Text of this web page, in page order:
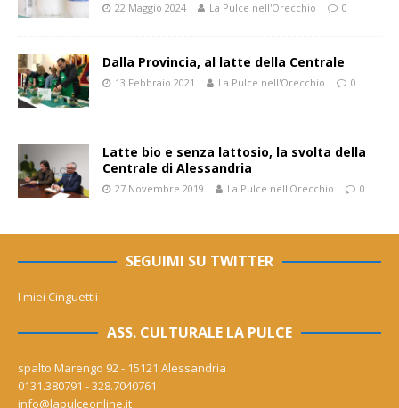
22 Maggio 2024 La Pulce nell'Orecchio 0
Dalla Provincia, al latte della Centrale
13 Febbraio 2021 La Pulce nell'Orecchio 0
Latte bio e senza lattosio, la svolta della
Centrale di Alessandria
27 Novembre 2019 La Pulce nell'Orecchio 0
SEGUIMI SU TWITTER
I miei Cinguettii
ASS. CULTURALE LA PULCE
spalto Marengo 92 - 15121 Alessandria
0131.380791 - 328.7040761
info@lapulceonline.it